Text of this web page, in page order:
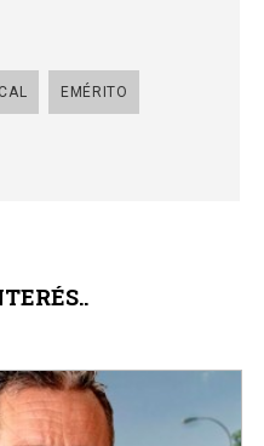
EMÉRITO